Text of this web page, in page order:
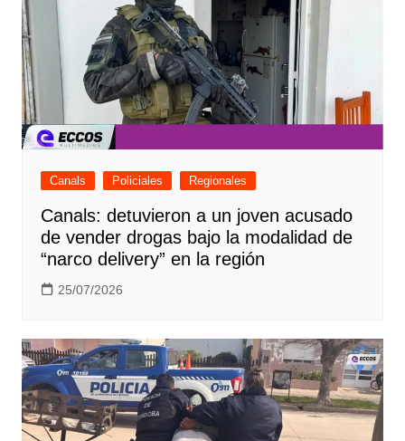
Canals Policiales Regionales
Canals: detuvieron a un joven acusado
de vender drogas bajo la modalidad de
“narco delivery” en la región
25/07/2026